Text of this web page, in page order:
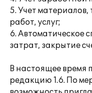
5. Учет
работ, услуг;
6. Автоматическое
затрат, закрытие
В настоящее время
редакцию 1.6. По